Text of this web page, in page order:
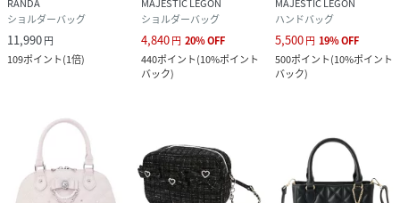
RANDA
ショルダーバッグ
11,990円
109ポイント(1倍)
MAJESTIC LEGON
ショルダーバッグ
4,840円 20%OFF
440ポイント(10%ポイント
バック)
MAJESTIC LEGON
ハンドバッグ
5,500円 19%OFF
500ポイント(10%ポイント
バック)